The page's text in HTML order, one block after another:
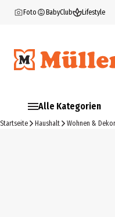
Foto BabyClub Lifestyle
Alle Kategorien
Startseite Haushalt Wohnen &